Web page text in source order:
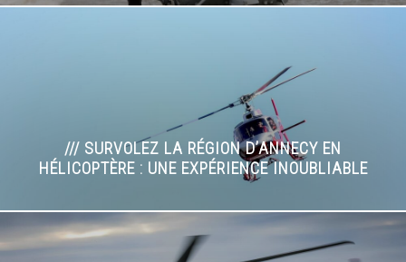
/// SURVOLEZ LA RÉGION D’ANNECY EN
HÉLICOPTÈRE : UNE EXPÉRIENCE INOUBLIABLE